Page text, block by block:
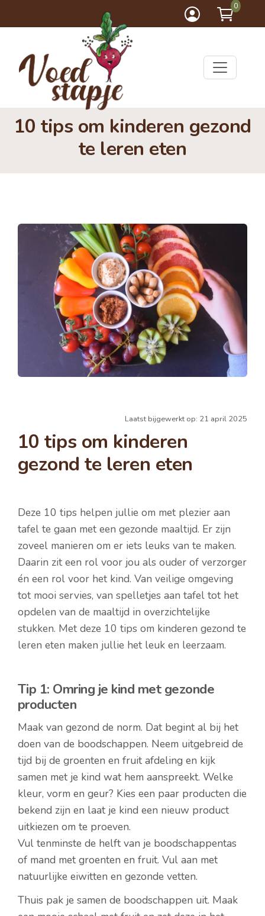
0
10 tips om kinderen gezond
te leren eten
Laatst bijgewerkt op: 21 april 2025
10 tips om kinderen
gezond te leren eten
Deze 10 tips helpen jullie om met plezier aan
tafel te gaan met een gezonde maaltijd. Er zijn
zoveel manieren om er iets leuks van te maken.
Daarin zit een rol voor jou als ouder of verzorger
én een rol voor het kind. Van veilige omgeving
tot mooi servies, van spelletjes aan tafel tot het
opdelen van de maaltijd in overzichtelijke
stukken. Met deze 10 tips om kinderen gezond te
leren eten maken jullie het leuk en leerzaam.
Tip 1: Omring je kind met gezonde
producten
Maak van gezond de norm. Dat begint al bij het
doen van de boodschappen. Neem uitgebreid de
tijd bij de groenten en fruit afdeling en kijk
samen met je kind wat hem aanspreekt. Welke
kleur, vorm en geur? Kies een paar producten die
bekend zijn en laat je kind een nieuw product
uitkiezen om te proeven.
Vul tenminste de helft van je boodschappentas
of mand met groenten en fruit. Vul aan met
natuurlijke eiwitten en gezonde vetten.
Thuis pak je samen de boodschappen uit. Maak